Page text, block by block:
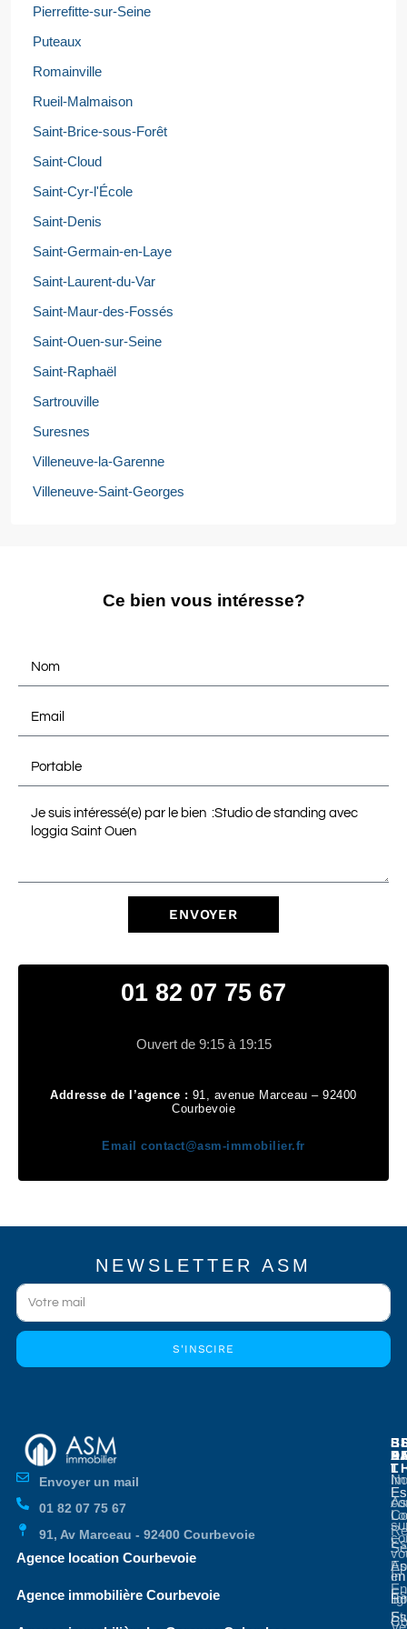
Pierrefitte-sur-Seine
Puteaux
Romainville
Rueil-Malmaison
Saint-Brice-sous-Forêt
Saint-Cloud
Saint-Cyr-l'École
Saint-Denis
Saint-Germain-en-Laye
Saint-Laurent-du-Var
Saint-Maur-des-Fossés
Saint-Ouen-sur-Seine
Saint-Raphaël
Sartrouville
Suresnes
Villeneuve-la-Garenne
Villeneuve-Saint-Georges
Ce bien vous intéresse?
ENVOYER
01 82 07 75 67
Ouvert de 9:15 à 19:15
Addresse de l’agence : 91, avenue Marceau – 92400
Courbevoie
Emailcontact@asm-immobilier.fr
NEWSLETTER ASM
S'INSCIRE
Envoyer un mail
01 82 07 75 67
91, Av Marceau - 92400 Courbevoie
Agence location Courbevoie
Agence immobilière Courbevoie
en